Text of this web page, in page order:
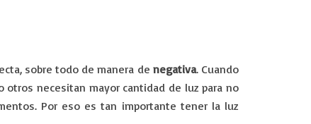
sobre todo de manera de negativa. Cuando
otros necesitan mayor cantidad de luz para no
Por eso es tan importante tener la luz